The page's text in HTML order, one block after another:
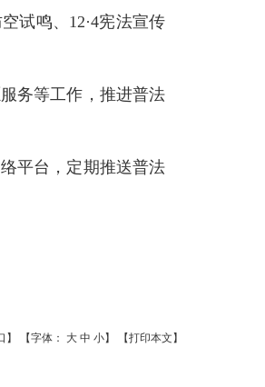
试鸣、12·4宪法宣传
务等工作，推进普法
平台，定期推送普法
】 【字体： 大 中 小】 【打印本文】